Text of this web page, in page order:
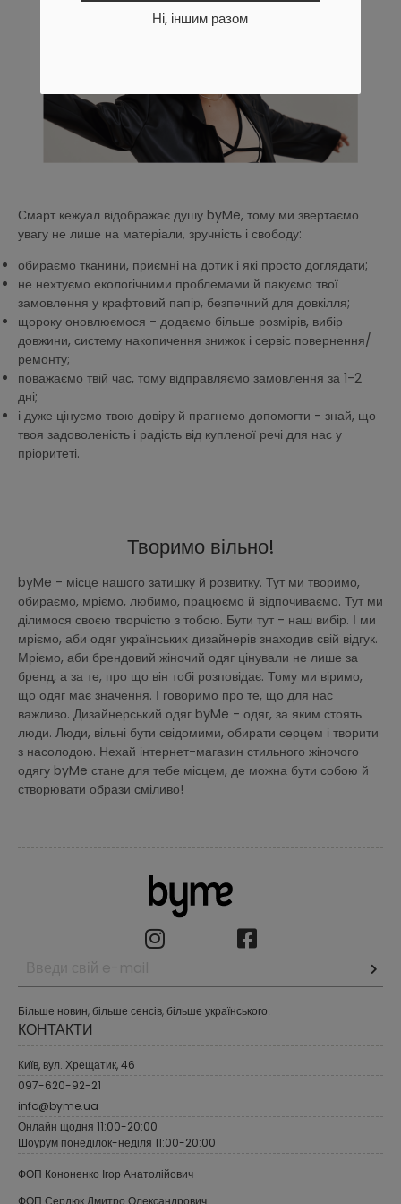
Ні, іншим разом
Смарт кежуал відображає душу byMe, тому ми звертаємо
увагу не лише на матеріали, зручність і свободу:
обираємо тканини, приємні на дотик і які просто доглядати;
не нехтуємо екологічними проблемами й пакуємо твої
замовлення у крафтовий папір, безпечний для довкілля;
щороку оновлюємося - додаємо більше розмірів, вибір
довжини, систему накопичення знижок і сервіс повернення/
ремонту;
поважаємо твій час, тому відправляємо замовлення за 1-2
дні;
і дуже цінуємо твою довіру й прагнемо допомогти - знай, що
твоя задоволеність і радість від купленої речі для нас у
пріоритеті.
Творимо вільно!
byMe - місце нашого затишку й розвитку. Тут ми творимо,
обираємо, мріємо, любимо, працюємо й відпочиваємо. Тут ми
ділимося своєю творчістю з тобою. Бути тут - наш вибір. І ми
мріємо, аби одяг українських дизайнерів знаходив свій відгук.
Мріємо, аби брендовий жіночий одяг цінували не лише за
бренд, а за те, про що він тобі розповідає. Тому ми віримо,
що одяг має значення. І говоримо про те, що для нас
важливо. Дизайнерський одяг byMe - одяг, за яким стоять
люди. Люди, вільні бути свідомими, обирати серцем і творити
з насолодою. Нехай інтернет-магазин стильного жіночого
одягу byMe стане для тебе місцем, де можна бути собою й
створювати образи сміливо!
Більше новин, більше сенсів, більше українського!
КОНТАКТИ
Київ, вул. Хрещатик, 46
097-620-92-21
info@byme.ua
Онлайн щодня 11:00-20:00
Шоурум понеділок-неділя 11:00-20:00
ФОП Кононенко Ігор Анатолійович
ФОП Сердюк Дмитро Олександрович